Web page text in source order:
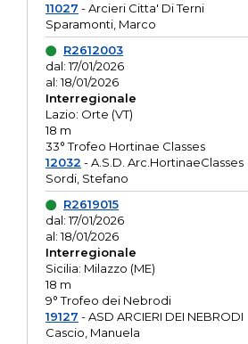
11027 - Arcieri Citta' Di Terni
Sparamonti, Marco
R2612003
dal: 17/01/2026
al: 18/01/2026
Interregionale
Lazio: Orte (VT)
18 m
33° Trofeo Hortinae Classes
12032 - A.S.D. Arc.HortinaeClasses
Sordi, Stefano
R2619015
dal: 17/01/2026
al: 18/01/2026
Interregionale
Sicilia: Milazzo (ME)
18 m
9° Trofeo dei Nebrodi
19127 - ASD ARCIERI DEI NEBRODI
Cascio, Manuela